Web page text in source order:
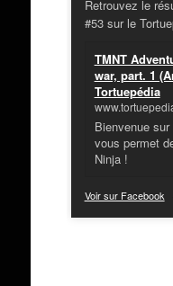
Retrouvez le
#53 sur le
TMNT
war, part. 1
Tortuepédia
Bienvenue
vous permet
Ninja !
Voir sur Facebook